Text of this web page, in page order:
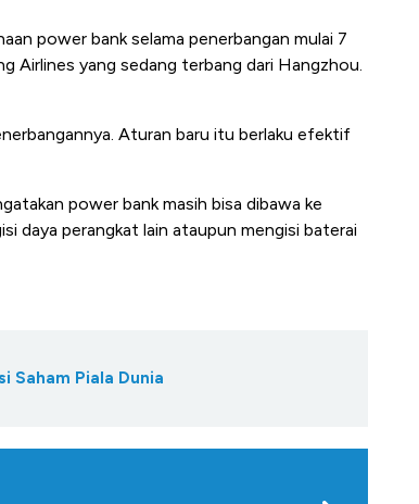
power bank selama penerbangan mulai 7
Airlines yang sedang terbang dari Hangzhou.
Aturan baru itu berlaku efektif
power bank masih bisa dibawa ke
daya perangkat lain ataupun mengisi baterai
Saham Piala Dunia